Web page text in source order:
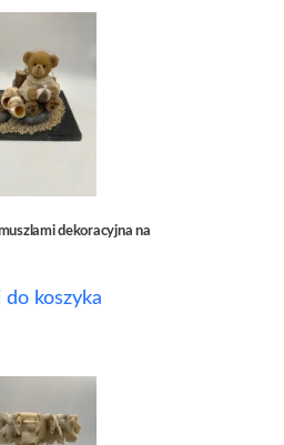
dekoracyjna na
do koszyka